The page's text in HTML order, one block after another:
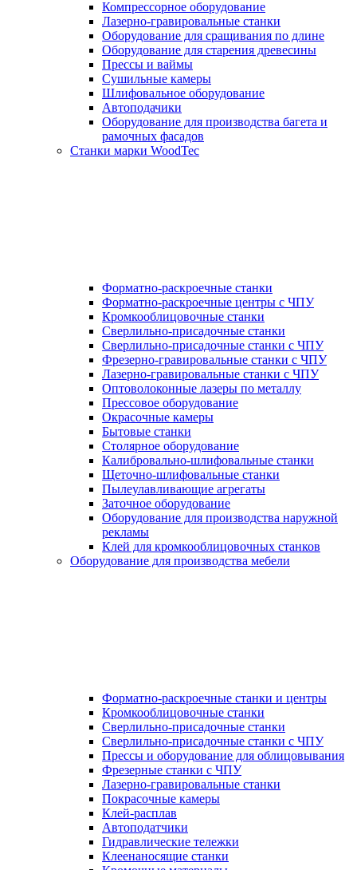
Компрессорное оборудование
Лазерно-гравировальные станки
Оборудование для сращивания по длине
Оборудование для старения древесины
Прессы и ваймы
Сушильные камеры
Шлифовальное оборудование
Автоподачики
Оборудование для производства багета и
рамочных фасадов
Станки марки WoodTec
Форматно-раскроечные станки
Форматно-раскроечные центры с ЧПУ
Кромкооблицовочные станки
Сверлильно-присадочные станки
Сверлильно-присадочные станки с ЧПУ
Фрезерно-гравировальные станки с ЧПУ
Лазерно-гравировальные станки с ЧПУ
Оптоволоконные лазеры по металлу
Прессовое оборудование
Окрасочные камеры
Бытовые станки
Столярное оборудование
Калибровально-шлифовальные станки
Щеточно-шлифовальные станки
Пылеулавливающие агрегаты
Заточное оборудование
Оборудование для производства наружной
рекламы
Клей для кромкооблицовочных станков
Оборудование для производства мебели
Форматно-раскроечные станки и центры
Кромкооблицовочные станки
Сверлильно-присадочные станки
Сверлильно-присадочные станки с ЧПУ
Прессы и оборудование для облицовывания
Фрезерные станки с ЧПУ
Лазерно-гравировальные станки
Покрасочные камеры
Клей-расплав
Автоподатчики
Гидравлические тележки
Клеенаносящие станки